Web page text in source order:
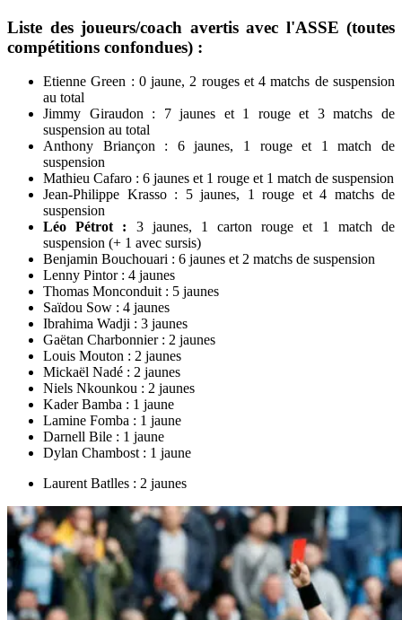
Liste des joueurs/coach avertis avec l'ASSE (toutes
compétitions confondues) :
Etienne Green : 0 jaune, 2 rouges et 4 matchs de suspension
au total
Jimmy Giraudon : 7 jaunes et 1 rouge et 3 matchs de
suspension au total
Anthony Briançon : 6 jaunes, 1 rouge et 1 match de
suspension
Mathieu Cafaro : 6 jaunes et 1 rouge et 1 match de suspension
Jean-Philippe Krasso : 5 jaunes, 1 rouge et 4 matchs de
suspension
Léo Pétrot : 3 jaunes, 1 carton rouge et 1 match de
suspension (+ 1 avec sursis)
Benjamin Bouchouari : 6 jaunes et 2 matchs de suspension
Lenny Pintor : 4 jaunes
Thomas Monconduit : 5 jaunes
Saïdou Sow : 4 jaunes
Ibrahima Wadji : 3 jaunes
Gaëtan Charbonnier : 2 jaunes
Louis Mouton : 2 jaunes
Mickaël Nadé : 2 jaunes
Niels Nkounkou : 2 jaunes
Kader Bamba : 1 jaune
Lamine Fomba : 1 jaune
Darnell Bile : 1 jaune
Dylan Chambost : 1 jaune
Laurent Batlles : 2 jaunes